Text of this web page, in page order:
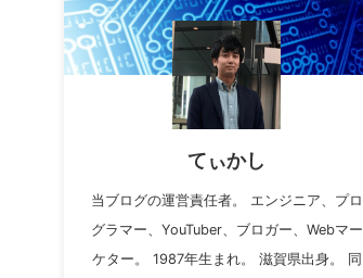
てぃかし
当ブログの運営責任者。 エンジニア、プロ
グラマー、YouTuber、ブロガー、Webマー
ケター。 1987年生まれ。 滋賀県出身。 同